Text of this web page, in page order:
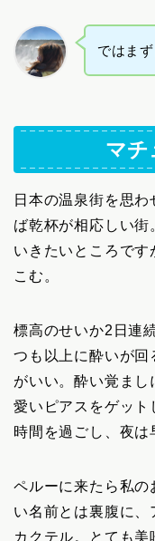
ではま
マチ
日本の温泉街を思わ
ば乾杯が相応しい街
いきたいところです
こむ。
標高のせいか2日連
つも以上に酔いが回
がいい。酔い覚ま
愛いピアスをゲット
時間を過ごし、夜は
ペルーに来たら私の
い名前とは裏腹に
カクテル。とても美